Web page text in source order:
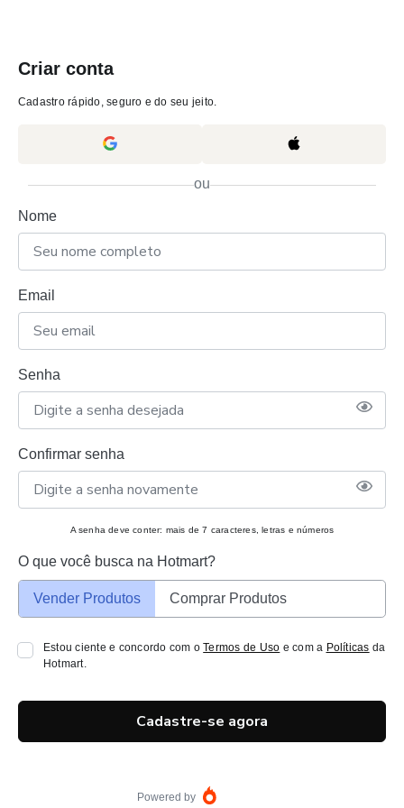
Criar conta
Cadastro rápido, seguro e do seu jeito.
ou
Nome
Email
Senha
Confirmar senha
A senha deve conter: mais de 7 caracteres, letras e números
O que você busca na Hotmart?
Vender Produtos Comprar Produtos
Estou ciente e concordo com oTermos de Uso e com a Políticas da
Hotmart.
Cadastre-se agora
Powered by